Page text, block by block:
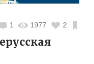
1 1977 2